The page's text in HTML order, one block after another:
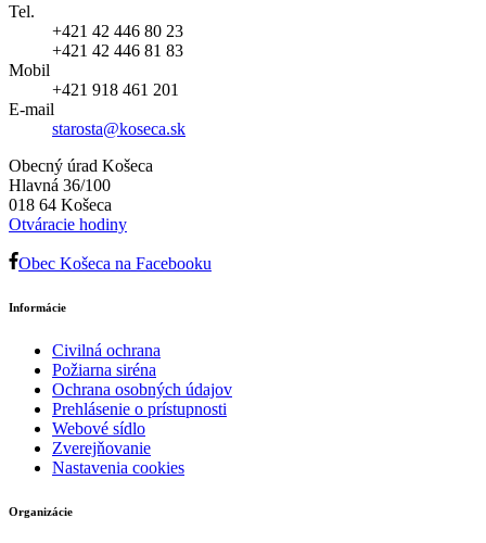
Tel.
+421 42 446 80 23
+421 42 446 81 83
Mobil
+421 918 461 201
E-mail
starosta@koseca.sk
Obecný úrad Košeca
Hlavná 36/100
018 64 Košeca
Otváracie hodiny
Obec Košeca na Facebooku
Informácie
Civilná ochrana
Požiarna siréna
Ochrana osobných údajov
Prehlásenie o prístupnosti
Webové sídlo
Zverejňovanie
Nastavenia cookies
Organizácie